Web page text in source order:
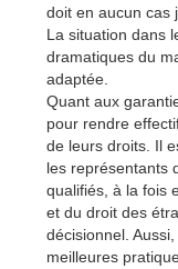
doit en aucun cas
La situation dans
dramatiques du
adaptée.
Quant aux
pour rendre
de leurs droits. Il
les représentants
qualifiés, à la fois
et du droit des
décisionnel.
meilleures